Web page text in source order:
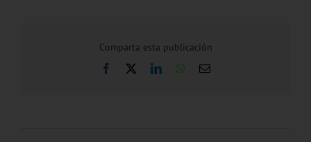
Comparta esta publicación
Facebook LinkedInWhatsApp
Correo